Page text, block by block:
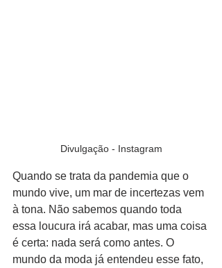
Divulgação - Instagram
Quando se trata da pandemia que o
mundo vive, um mar de incertezas vem
à tona. Não sabemos quando toda
essa loucura irá acabar, mas uma coisa
é certa: nada será como antes. O
mundo da moda já entendeu esse fato,